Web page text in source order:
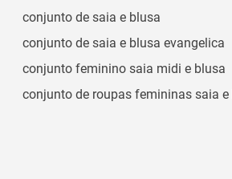
conjunto de saia e blusa
conjunto de saia e blusa evangelica
conjunto feminino saia midi e blusa
conjunto de roupas femininas saia e